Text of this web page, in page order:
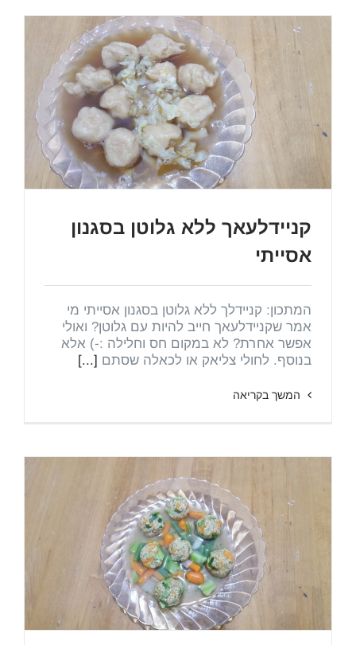
קניידלעאך ללא גלוטן בסגנון
אסייתי
המתכון: קניידלך ללא גלוטן בסגנון אסייתי מי
אמר שקניידלעאך חייב להיות עם גלוטן? ואולי
אפשר אחרת? לא במקום חס וחלילה :-) אלא
בנוסף. לחולי צליאק או לכאלה שסתם [...]
המשך בקריאה